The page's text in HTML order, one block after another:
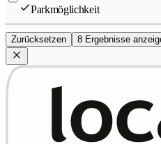
Parkmöglichkeit
Zurücksetzen 8 Ergebnisse